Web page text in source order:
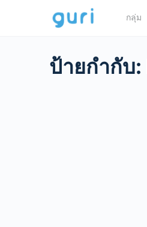
กลุ่ม
ป้ายกำกับ: